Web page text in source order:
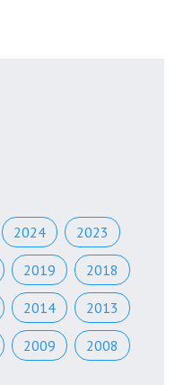
2024 2023
2019 2018
2014 2013
2009 2008